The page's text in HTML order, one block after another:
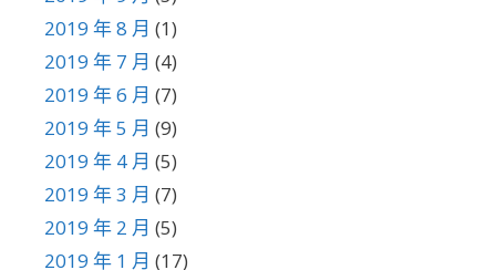
2019 年 8 月 (1)
2019 年 7 月 (4)
2019 年 6 月 (7)
2019 年 5 月 (9)
2019 年 4 月 (5)
2019 年 3 月 (7)
2019 年 2 月 (5)
2019 年 1 月 (17)